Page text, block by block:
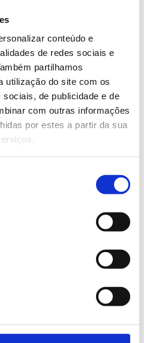
conteúdo e
de redes sociais e
partilhamos
utilização do site com os
de publicidade e de
com outras informações
por estes a partir da sua
as difficulties, but as
Industry is looking for
prepared and with a
It is within this
to strengthen our
partners, expanding
in a conscious
to equip industry
knowledge and
reality of each client,
relationships built on
not only about looking
the commitment to
by the people